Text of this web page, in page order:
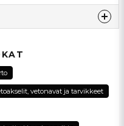
vetonavat ja tarvikkeet